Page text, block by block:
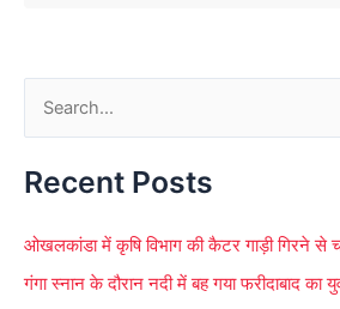
a
c
h
Recent Posts
ओखलकांडा में कृषि विभाग की कैटर गाड़ी गिरने से
गंगा स्नान के दौरान नदी में बह गया फरीदाबाद का